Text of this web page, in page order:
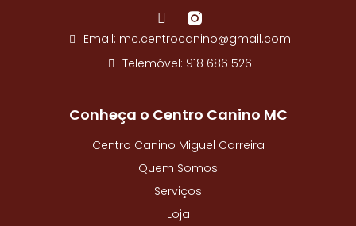
F
a
c
e
k
f
Email: mc.centrocanino@gmail.com
Telemóvel: 918 686 526
Conheça o Centro Canino MC
Centro Canino Miguel Carreira
Quem Somos
Serviços
Loja